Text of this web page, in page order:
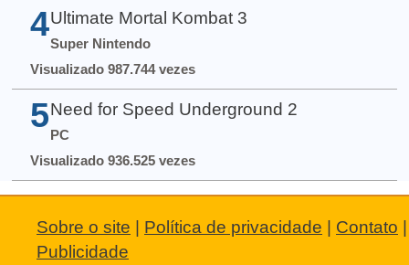
4 Ultimate Mortal Kombat 3
Super Nintendo
Visualizado 987.744 vezes
5 Need for Speed Underground 2
PC
Visualizado 936.525 vezes
Sobre o site | Política de privacidade | Contato |
Publicidade